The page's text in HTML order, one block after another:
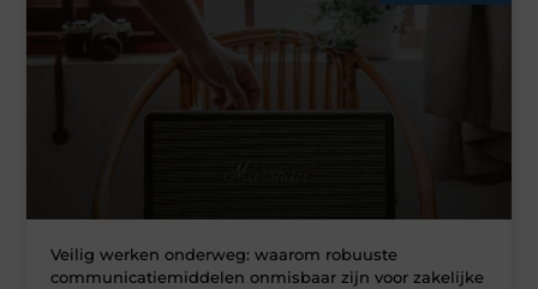
Veilig werken onderweg: waarom robuuste
communicatiemiddelen onmisbaar zijn voor zakelijke